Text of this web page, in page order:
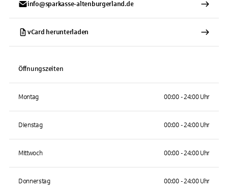
info@sparkasse-altenburgerland.de
vCard herunterladen
Öffnungszeiten
Montag 00:00 - 24:00 Uhr
Dienstag 00:00 - 24:00 Uhr
Mittwoch 00:00 - 24:00 Uhr
Donnerstag 00:00 - 24:00 Uhr